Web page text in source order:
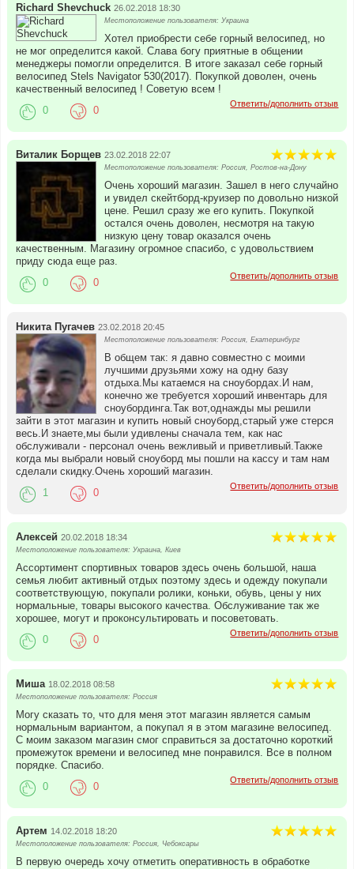
Richard Shevchuck 26.02.2018 18:30
Местоположение пользователя: Украина
Хотел приобрести себе горный велосипед, но
не мог определится какой. Слава богу приятные в общении
менеджеры помогли определится. В итоге заказал себе горный
велосипед Stels Navigator 530(2017). Покупкой доволен, очень
качественный велосипед ! Советую всем !
Ответить/дополнить отзыв
0 0
Виталик Борщев 23.02.2018 22:07
Местоположение пользователя: Россия, Ростов-на-Дону
Очень хороший магазин. Зашел в него случайно
и увидел скейтборд-круизер по довольно низкой
цене. Решил сразу же его купить. Покупкой
остался очень доволен, несмотря на такую
низкую цену товар оказался очень
качественным. Магазину огромное спасибо, с удовольствием
приду сюда еще раз.
Ответить/дополнить отзыв
0 0
Никита Пугачев 23.02.2018 20:45
Местоположение пользователя: Россия, Екатеринбург
В общем так: я давно совместно с моими
лучшими друзьями хожу на одну базу
отдыха.Мы катаемся на сноубордах.И нам,
конечно же требуется хороший инвентарь для
сноубординга.Так вот,однажды мы решили
зайти в этот магазин и купить новый сноуборд,старый уже стерся
весь.И знаете,мы были удивлены сначала тем, как нас
обслуживали - персонал очень вежливый и приветливый.Также
когда мы выбрали новый сноуборд мы пошли на кассу и там нам
сделали скидку.Очень хороший магазин.
Ответить/дополнить отзыв
1 0
Алексей 20.02.2018 18:34
Местоположение пользователя: Украина, Киев
Ассортимент спортивных товаров здесь очень большой, наша
семья любит активный отдых поэтому здесь и одежду покупали
соответствующую, покупали ролики, коньки, обувь, цены у них
нормальные, товары высокого качества. Обслуживание так же
хорошее, могут и проконсультировать и посоветовать.
Ответить/дополнить отзыв
0 0
Миша 18.02.2018 08:58
Местоположение пользователя: Россия
Могу сказать то, что для меня этот магазин является самым
нормальным вариантом, а покупал я в этом магазине велосипед.
С моим заказом магазин смог справиться за достаточно короткий
промежуток времени и велосипед мне понравился. Все в полном
порядке. Спасибо.
Ответить/дополнить отзыв
0 0
Артем 14.02.2018 18:20
Местоположение пользователя: Россия, Чебоксары
В первую очередь хочу отметить оперативность в обработке